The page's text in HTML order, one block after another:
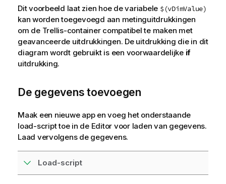
Dit voorbeeld laat zien hoe de variabele $(vDimValue)
kan worden toegevoegd aan metinguitdrukkingen
om de Trellis-container compatibel te maken met
geavanceerde uitdrukkingen. De uitdrukking die in dit
diagram wordt gebruikt is een voorwaardelijke if
uitdrukking.
De gegevens toevoegen
Maak een nieuwe app en voeg het onderstaande
load-script toe in de Editor voor laden van gegevens.
Laad vervolgens de gegevens.
Load-script